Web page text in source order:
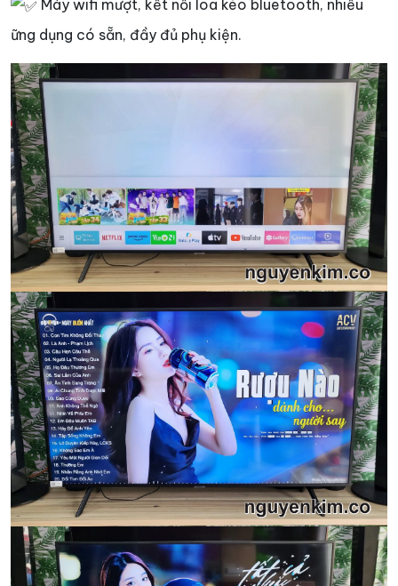
Máy wifi mượt, kết nối loa kéo bluetooth, nhiều
ững dụng có sẵn, đầy đủ phụ kiện.